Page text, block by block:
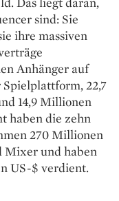
sind: Sie
ihre massiven
Anhänger auf
22,7
14,9 Millionen
haben die zehn
270 Millionen
Mixer und haben
US-$ verdient.